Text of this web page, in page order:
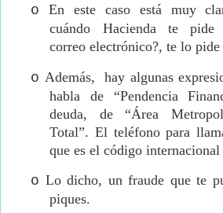
o
En este caso está muy
cuándo Hacienda te pide
correo electrónico?, te lo
o Además,
hay algunas
habla de “Pendencia
deuda, de “Área
Total”. El teléfono para
que es el código
o Lo dicho, un fraude que te
piques.